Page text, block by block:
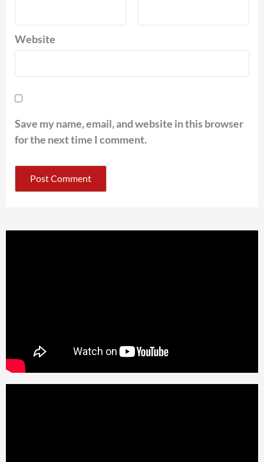
Website
Save my name, email, and website in this browser
for the next time I comment.